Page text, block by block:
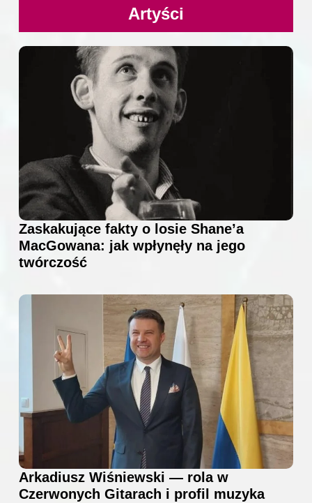
Artyści
Zaskakujące fakty o losie Shane’a
MacGowana: jak wpłynęły na jego
twórczość
Arkadiusz Wiśniewski — rola w
Czerwonych Gitarach i profil muzyka